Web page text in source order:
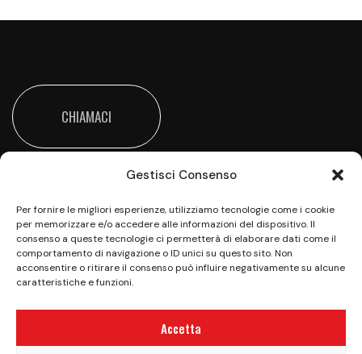
Gestisci Consenso
Per fornire le migliori esperienze, utilizziamo tecnologie come i cookie
per memorizzare e/o accedere alle informazioni del dispositivo. Il
consenso a queste tecnologie ci permetterà di elaborare dati come il
comportamento di navigazione o ID unici su questo sito. Non
acconsentire o ritirare il consenso può influire negativamente su alcune
caratteristiche e funzioni.
Accetta
CHIAMACI
Vieni a trovarci all’Happy Valley per una giornata
all’insegna del divertimento e della sana